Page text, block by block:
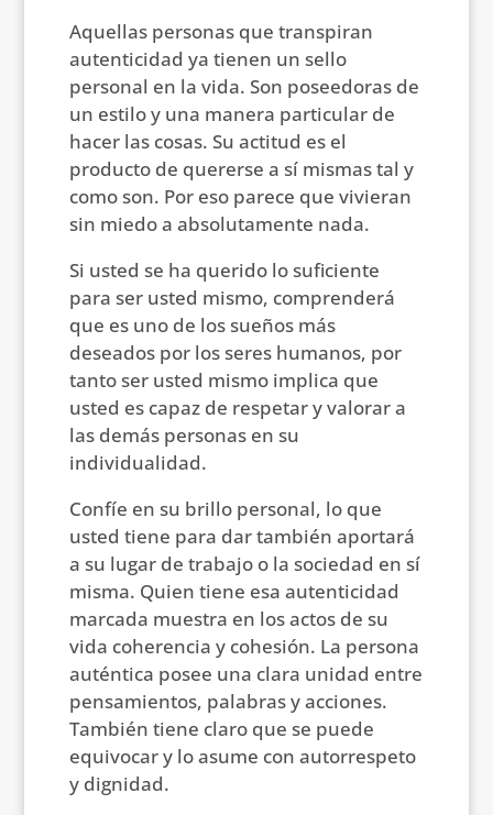
Aquellas personas que transpiran
autenticidad ya tienen un sello
personal en la vida. Son poseedoras de
un estilo y una manera particular de
hacer las cosas. Su actitud es el
producto de quererse a sí mismas tal y
como son. Por eso parece que vivieran
sin miedo a absolutamente nada.
Si usted se ha querido lo suficiente
para ser usted mismo, comprenderá
que es uno de los sueños más
deseados por los seres humanos, por
tanto ser usted mismo implica que
usted es capaz de respetar y valorar a
las demás personas en su
individualidad.
Confíe en su brillo personal, lo que
usted tiene para dar también aportará
a su lugar de trabajo o la sociedad en sí
misma. Quien tiene esa autenticidad
marcada muestra en los actos de su
vida coherencia y cohesión. La persona
auténtica posee una clara unidad entre
pensamientos, palabras y acciones.
También tiene claro que se puede
equivocar y lo asume con autorrespeto
y dignidad.